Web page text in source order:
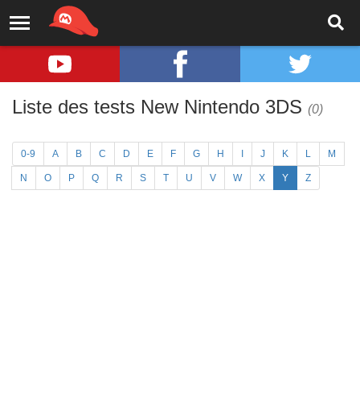
Liste des tests New Nintendo 3DS (0)
0-9 A B C D E F G H J K L M
N O P Q R S T U V W X Y Z